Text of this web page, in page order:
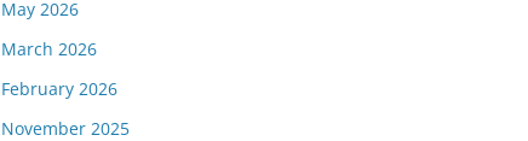
May 2026
March 2026
February 2026
November 2025